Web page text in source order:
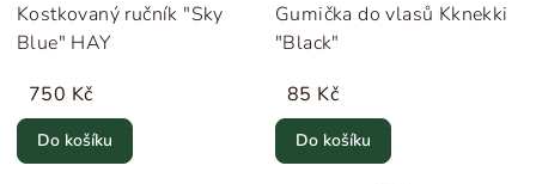
Kostkovaný ručník "Sky
Blue" HAY
750 Kč
Do košíku
Gumička do vlasů Kknekki
"Black"
85 Kč
Do košíku